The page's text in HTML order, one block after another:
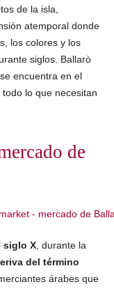
de la isla,
atemporal donde
los colores y los
siglos. Ballarò
encuentra en el
lo que necesitan
de
siglo X , durante la
del término
árabes que